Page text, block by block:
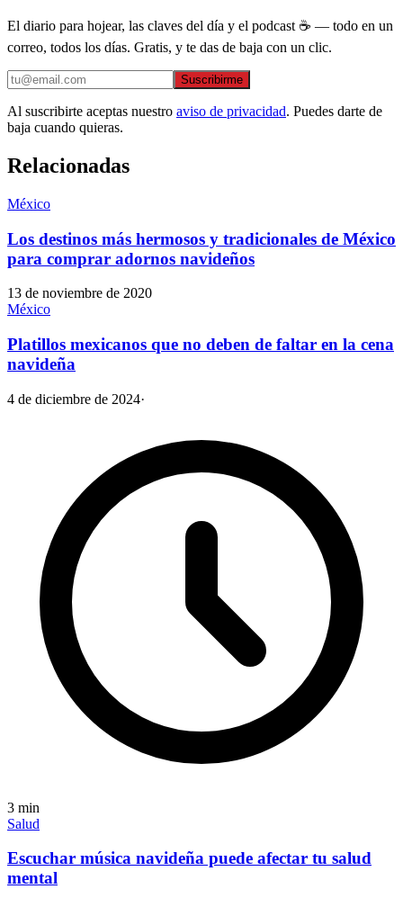
El diario para hojear, las claves del día y el podcast ☕ — todo en un
correo, todos los días. Gratis, y te das de baja con un clic.
Suscribirme
Al suscribirte aceptas nuestro aviso de privacidad. Puedes darte de
baja cuando quieras.
Relacionadas
México
Los destinos más hermosos y tradicionales de México
para comprar adornos navideños
13 de noviembre de 2020
México
Platillos mexicanos que no deben de faltar en la cena
navideña
4 de diciembre de 2024·
3 min
Salud
Escuchar música navideña puede afectar tu salud
mental